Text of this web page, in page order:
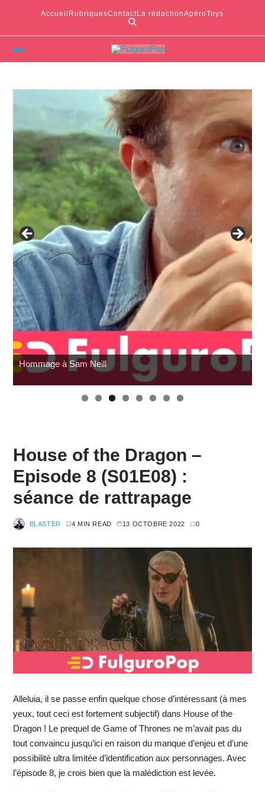
Accueil RubriquesContactLa rédactionApéroToys
Hommage à Sam Neill
House of the Dragon –
Episode 8 (S01E08) :
séance de rattrapage
BLASTER 4 MIN READ 13 OCTOBRE 2022 0
Alleluia, il se passe enfin quelque chose d’intéressant (à mes
yeux, tout ceci est fortement subjectif) dans House of the
Dragon ! Le prequel de Game of Thrones ne m’avait pas du
tout convaincu jusqu’ici en raison du manque d’enjeu et d’une
possibilité ultra limitée d’identification aux personnages. Avec
l’épisode 8, je crois bien que la malédiction est levée.